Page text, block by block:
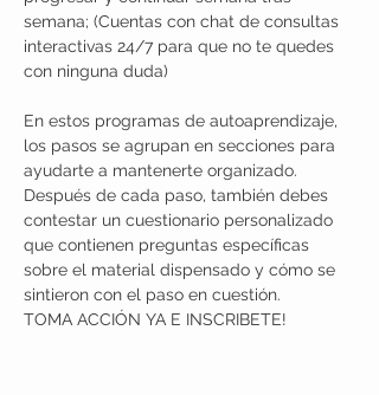
semana; (Cuentas con chat de consultas
interactivas 24/7 para que no te quedes
con ninguna duda)
En estos programas de autoaprendizaje,
los pasos se agrupan en secciones para
ayudarte a mantenerte organizado.
Después de cada paso, también debes
contestar un cuestionario personalizado
que contienen preguntas específicas
sobre el material dispensado y cómo se
sintieron con el paso en cuestión.
TOMA ACCIÓN YA E INSCRIBETE!